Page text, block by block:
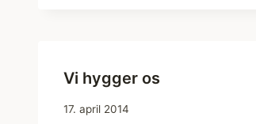
Vi hygger os
17. april 2014